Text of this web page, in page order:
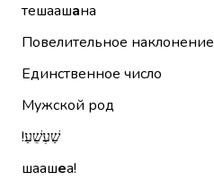
тешаашана
Повелительное наклонение
Единственное число
Мужской род
שַׁעְשֵׁעַ!‏
шаашеа!